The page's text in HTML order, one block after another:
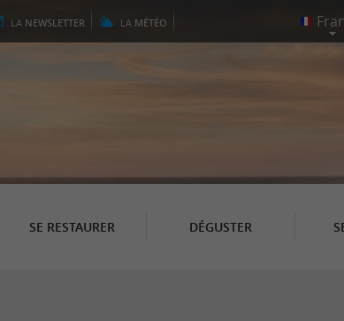
LA NEWSLETTER LA MÉTÉO
SE RESTAURER DÉGUSTER